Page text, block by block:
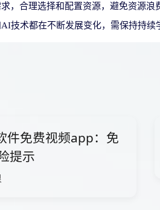
，合理选择和配置资源，避免资源浪
技术都在不断发展变化，需保持持续
件免费视频app：免
提示